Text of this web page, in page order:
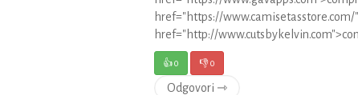
href="https://
href="http://
👍0 👎0
Odgovori ⇾